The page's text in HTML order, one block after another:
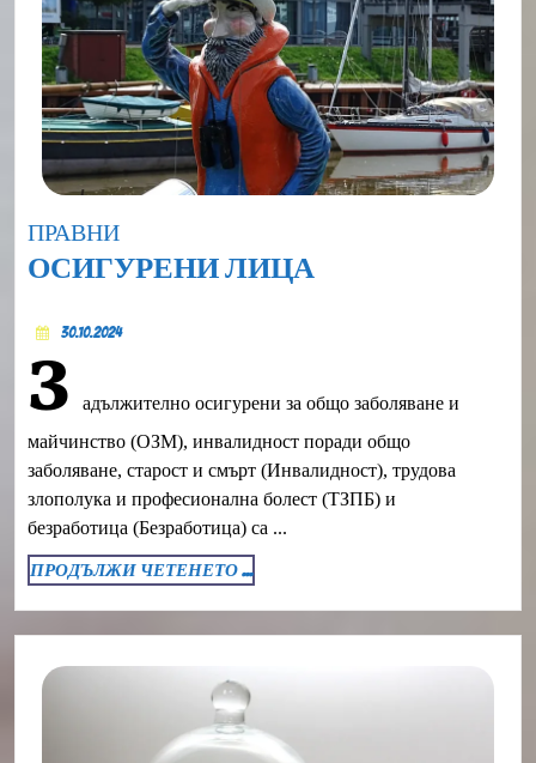
ПРАВНИCategory
ОСИГУРЕНИ ЛИЦА
30.10.2024
З
адължително осигурени за общо заболяване и
майчинство (ОЗМ), инвалидност поради общо
заболяване, старост и смърт (Инвалидност), трудова
злополука и професионална болест (ТЗПБ) и
безработица (Безработица) са ...
ПРОДЪЛЖИ ЧЕТЕНЕТО ...ПРОДЪЛЖИ